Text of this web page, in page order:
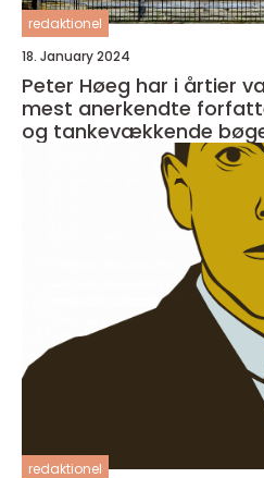
redaktionel
18. January 2024
Peter Høeg har i årtier
mest anerkendte
og tankevækkende
redaktionel